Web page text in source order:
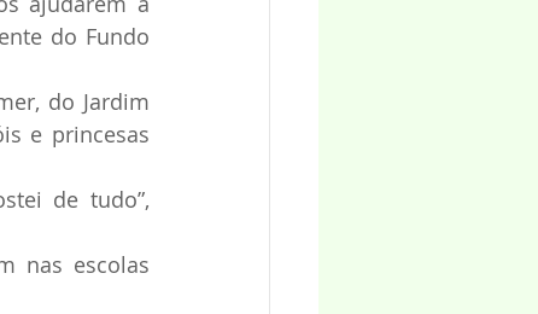
do Fundo
do Jardim
e princesas
de tudo”,
nas escolas